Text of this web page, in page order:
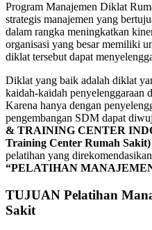
Program Manajemen Diklat
strategis manajemen yang
dalam rangka meningkatkan
organisasi yang besar memiliki
diklat tersebut dapat
Diklat yang baik adalah diklat
kaidah-kaidah penyelenggaraan
Karena hanya dengan
pengembangan SDM dapat
& TRAINING CENTER
Training Center Rumah Sakit)
pelatihan yang
“PELATIHAN
TUJUAN Pelatihan
Sakit